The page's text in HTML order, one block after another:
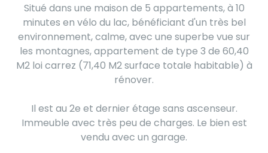
Situé dans une maison de 5 appartements, à 10
minutes en vélo du lac, bénéficiant d'un très bel
environnement, calme, avec une superbe vue sur
les montagnes, appartement de type 3 de 60,40
M2 loi carrez (71,40 M2 surface totale habitable) à
rénover.
Il est au 2e et dernier étage sans ascenseur.
Immeuble avec très peu de charges. Le bien est
vendu avec un garage.